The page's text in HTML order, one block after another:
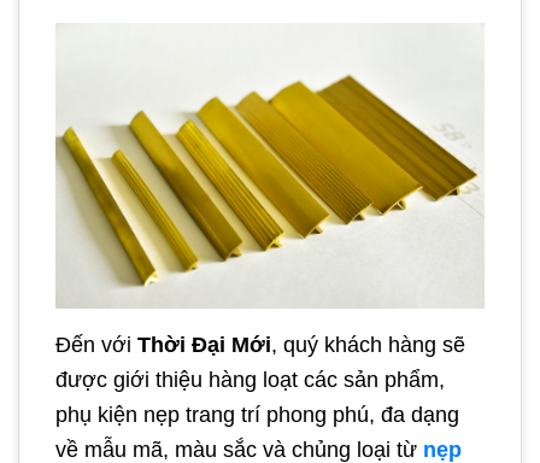
Đến với Thời Đại Mới, quý khách hàng sẽ
được giới thiệu hàng loạt các sản phẩm,
phụ kiện nẹp trang trí phong phú, đa dạng
về mẫu mã, màu sắc và chủng loại từ nẹp